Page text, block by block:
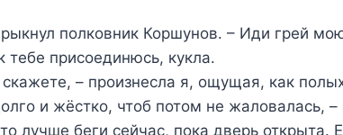
полковник Коршунов. – Иди грей
тебе присоединюсь, кукла.
– произнесла я, ощущая, как
и жёстко, чтоб потом не жаловалась,
лучше беги сейчас, пока дверь открыта.